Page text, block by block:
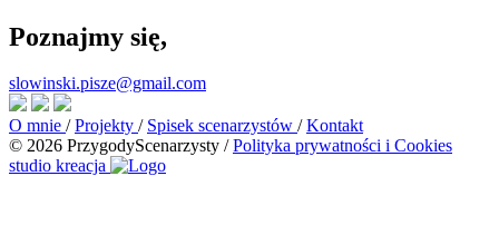
Poznajmy się,
slowinski.pisze@gmail.com
O mnie / Projekty / Spisek scenarzystów / Kontakt
© 2026 PrzygodyScenarzysty / Polityka prywatności i Cookies
studio kreacja